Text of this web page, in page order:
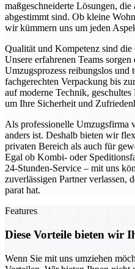
maßgeschneiderte Lösungen,
abgestimmt sind. Ob kleine
wir kümmern uns um jeden
Qualität und Kompetenz sind die
Unsere erfahrenen Teams sorgen
Umzugsprozess reibungslos und
fachgerechten Verpackung bis
auf moderne Technik,
um Ihre Sicherheit und
Als professionelle Umzugsfirma
anders ist. Deshalb bieten wir
privaten Bereich als auch für
Egal ob Kombi- oder
24-Stunden-Service – mit uns
zuverlässigen Partner verlassen,
parat hat.
Features
Diese Vorteile bieten wir
Wenn Sie mit uns umziehen